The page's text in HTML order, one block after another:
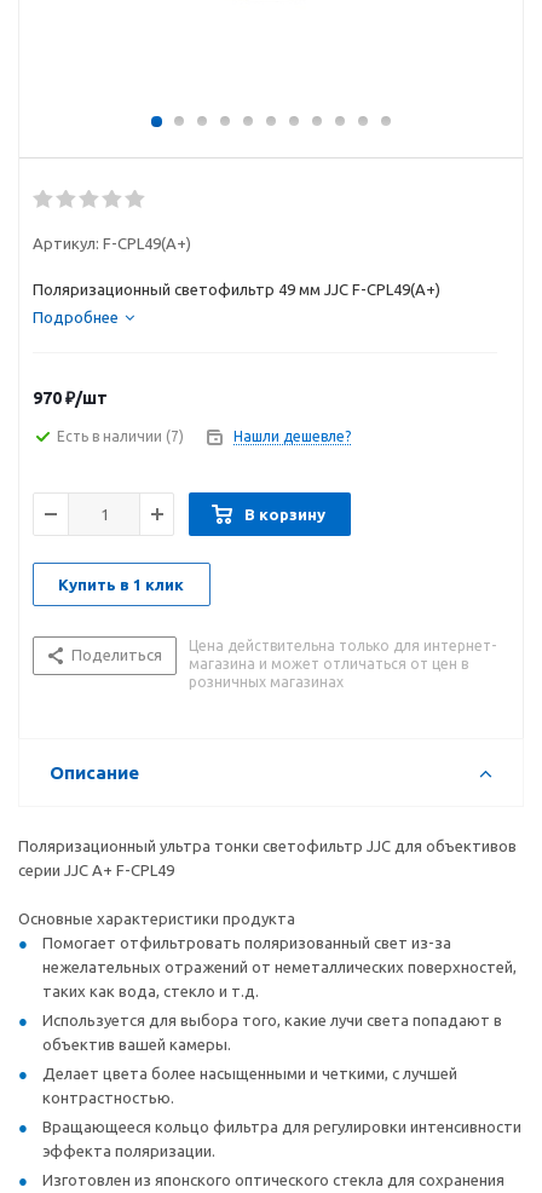
Артикул: F-CPL49(A+)
Поляризационный светофильтр 49 мм JJC F-CPL49(A+)
Подробнее
970₽/шт
Есть в наличии (7) Нашли дешевле?
В корзину
Купить в 1 клик
Поделиться
Цена действительна только для интернет-
магазина и может отличаться от цен в
розничных магазинах
Описание
Поляризационный ультра тонки светофильтр JJC для объективов
серии JJC A+ F-CPL49
Основные характеристики продукта
Помогает отфильтровать поляризованный свет из-за
нежелательных отражений от неметаллических поверхностей,
таких как вода, стекло и т.д.
Используется для выбора того, какие лучи света попадают в
объектив вашей камеры.
Делает цвета более насыщенными и четкими, с лучшей
контрастностью.
Вращающееся кольцо фильтра для регулировки интенсивности
эффекта поляризации.
Изготовлен из японского оптического стекла для сохранения